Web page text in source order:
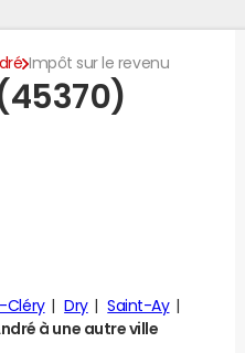
Impôt sur le revenu
Cléry Dry
Saint-Ay
à une autre ville